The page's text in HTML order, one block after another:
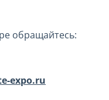
обращайтесь:
-expo.ru